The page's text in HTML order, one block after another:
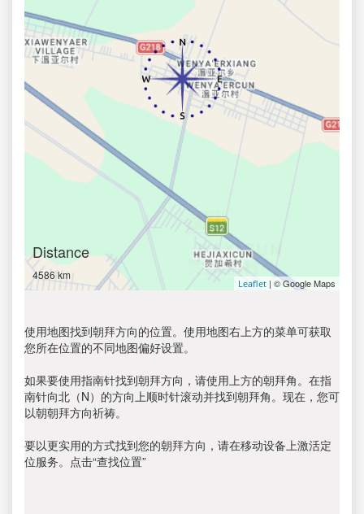
Distance
4586 km
Leaflet | © Google Maps
使用地图找到朝拜方向的位置。使用地图右上方的菜单可获取
您所在位置的不同地图偏好设置。
如果要使用指南针找到朝拜方向，请使用上方的朝拜角。在指
南针向北（N）的方向上顺时针滚动并找到朝拜角。现在，您可
以朝朝拜方向祈祷。
要以更实用的方式找到您的朝拜方向，请在移动设备上激活定
位服务。点击“查找位置”